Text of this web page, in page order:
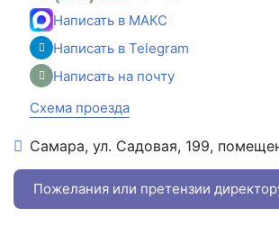
Написать в МАКС
Написать в Telegram
Написать на почту
Схема проезда
Самара, ул. Садовая, 199,
+7 (993) 993-77-22
Написать в МАКС
Пожелания или претензии